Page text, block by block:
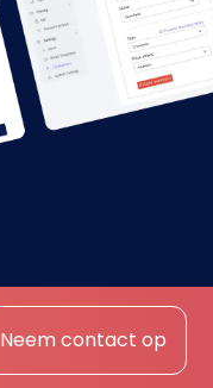
Neem contact op